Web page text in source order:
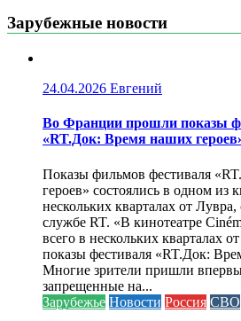
Зарубежные новости
24.04.2026 Евгений
Во Франции прошли показы
«RT.Док: Время наших
Показы фильмов фестиваля
героев» состоялись в одном из
нескольких кварталах от
службе RT. «В кинотеатре
всего в нескольких кварталах
показы фестиваля «RT.Док:
Многие зрители пришли
запрещенные на...
Зарубежье Новости Россия СВО